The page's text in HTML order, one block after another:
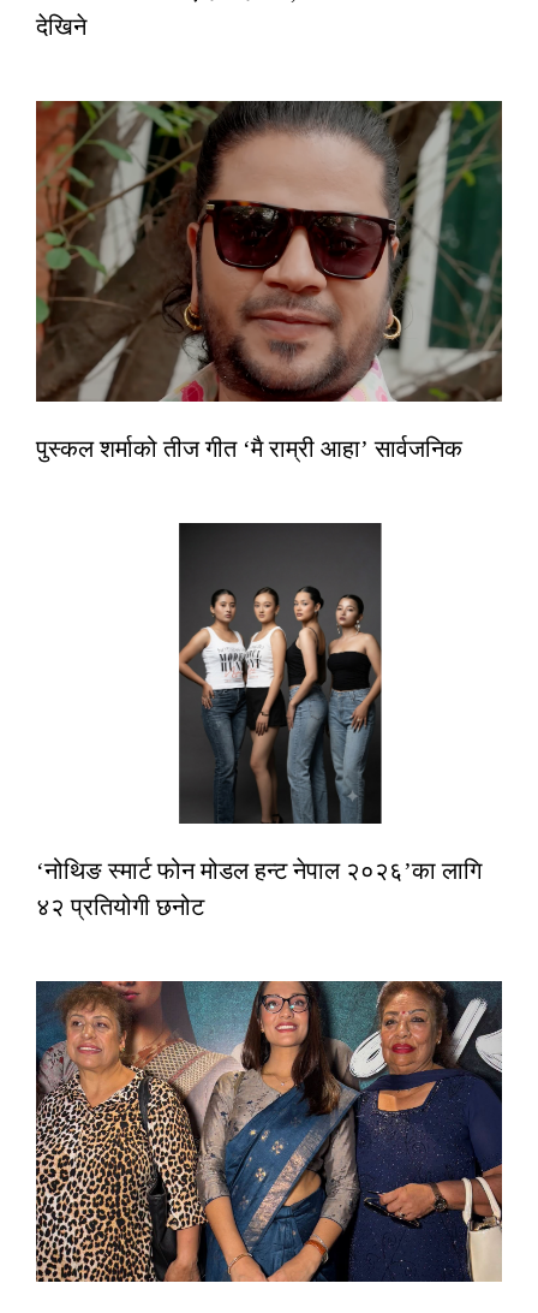
देखिने
पुस्कल शर्माको तीज गीत ‘मै राम्री आहा’ सार्वजनिक
‘नोथिङ स्मार्ट फोन मोडल हन्ट नेपाल २०२६’का लागि
४२ प्रतियोगी छनोट